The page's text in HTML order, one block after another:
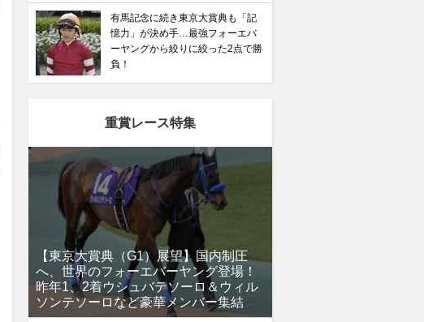
有馬記念に続き東京大賞典も「記
憶力」が決め手…最強フォーエバ
ーヤングから絞りに絞った2点で勝
負！
重賞レース特集
【東京大賞典（G1）展望】国内制圧
へ、世界のフォーエバーヤング登場！
昨年1、2着ウシュバテソーロ＆ウィル
ソンテソーロなど豪華メンバー集結